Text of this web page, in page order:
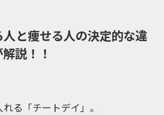
と痩せる人の決定的な違
説！！
る「チートデイ」。